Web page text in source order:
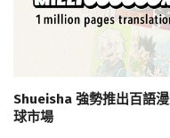
Shueisha 強勢推出百語
球市場